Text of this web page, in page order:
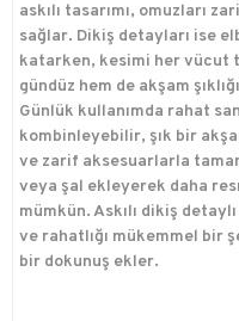
askılı tasarımı, omuzları
sağlar. Dikiş detayları ise
katarken, kesimi her vücut
gündüz hem de akşam
Günlük kullanımda rahat
kombinleyebilir, şık bir
ve zarif aksesuarlarla
veya şal ekleyerek daha
mümkün. Askılı dikiş
ve rahatlığı mükemmel bir
bir dokunuş ekler.